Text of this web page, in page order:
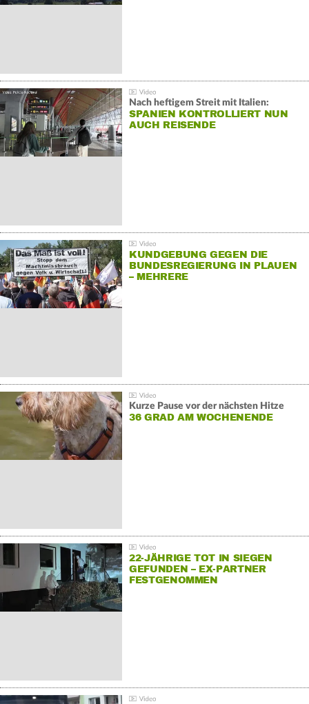
Nach heftigem Streit mit Italien:
SPANIEN KONTROLLIERT NUN
AUCH REISENDE
KUNDGEBUNG GEGEN DIE
BUNDESREGIERUNG IN PLAUEN
– MEHRERE
Kurze Pause vor der nächsten Hitze
36 GRAD AM WOCHENENDE
22-JÄHRIGE TOT IN SIEGEN
GEFUNDEN – EX-PARTNER
FESTGENOMMEN